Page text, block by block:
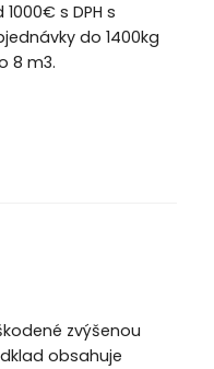
s DPH s
do 1400kg
8 m3.
zvýšenou
obsahuje